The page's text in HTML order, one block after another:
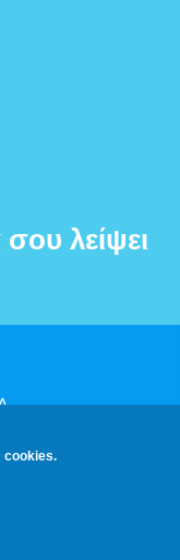
λείψει
Προστασίας
cookies.